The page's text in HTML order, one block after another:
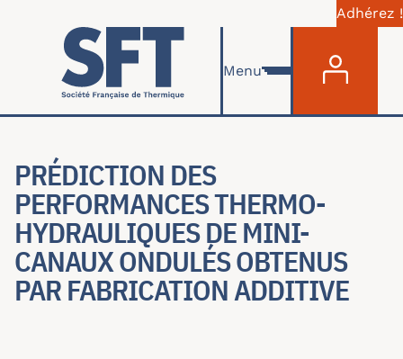
Aller au contenu principal
Adhérez !
Menu
PRÉDICTION DES
PERFORMANCES THERMO-
HYDRAULIQUES DE MINI-
CANAUX ONDULÉS OBTENUS
PAR FABRICATION ADDITIVE